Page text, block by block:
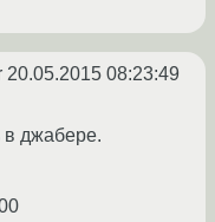
20.05.2015 08:23:49
джабере.